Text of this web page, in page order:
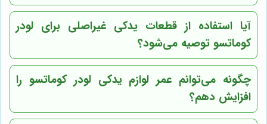
آیا استفاده از قطعات یدکی غیراصلی برای لودر
کوماتسو توصیه می‌شود؟
چگونه می‌توانم عمر لوازم یدکی لودر کوماتسو را
افزایش دهم؟